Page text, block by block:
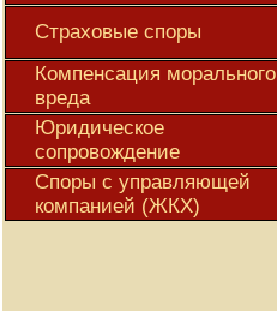
Страховые споры
Компенсация морального
вреда
Юридическое
сопровождение
Споры с управляющей
компанией (ЖКХ)